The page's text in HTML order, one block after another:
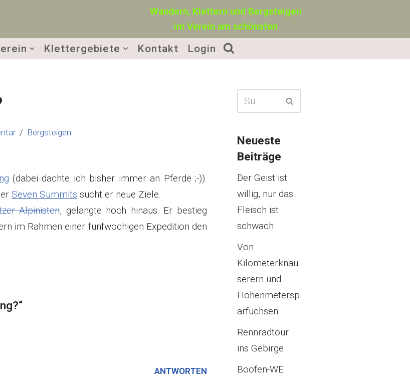
Wandern, Klettern und Bergsteigen
im Verein am schönsten
Klettergebiete Kontakt Login
Bergsteigen
(dabei dachte ich bisher immer an Pferde ;-)).
Seven Summits sucht er neue Ziele.
Alpinisten, gelangte hoch hinaus. Er bestieg
im Rahmen einer fünfwöchigen Expedition den
ANTWORTEN
Neueste
Beiträge
Der Geist ist
willig, nur das
Fleisch ist
schwach…
Von
Kilometerknau
serern und
Höhenmetersp
arfüchsen
Rennradtour
ins Gebirge
Boofen-WE